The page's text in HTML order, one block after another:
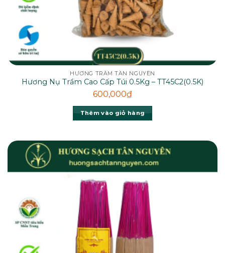
HƯƠNG TRẦM TÂN NGUYÊN
Hương Nụ Trầm Cao Cấp Túi 0.5Kg – TT45C2(0.5K)
600,000₫
Thêm vào giỏ hàng